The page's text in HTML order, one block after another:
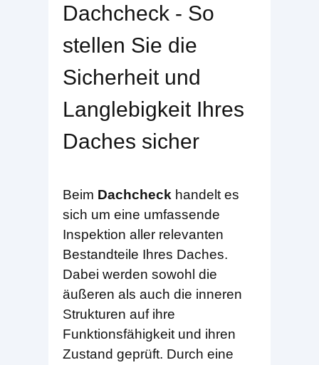
Dachcheck - So
stellen Sie die
Sicherheit und
Langlebigkeit Ihres
Daches sicher
Beim Dachcheck handelt es
sich um eine umfassende
Inspektion aller relevanten
Bestandteile Ihres Daches.
Dabei werden sowohl die
äußeren als auch die inneren
Strukturen auf ihre
Funktionsfähigkeit und ihren
Zustand geprüft. Durch eine